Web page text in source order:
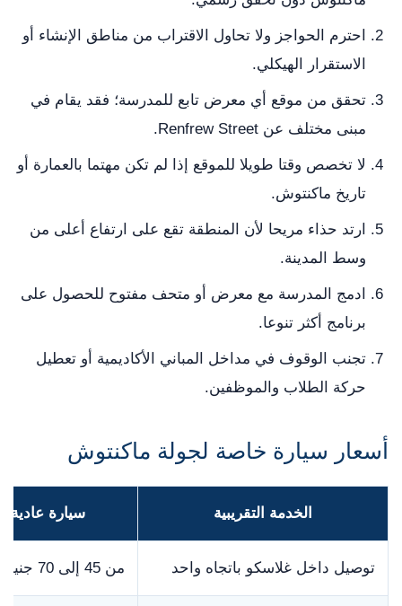
احترم الحواجز ولا تحاول الاقتراب من مناطق الإنشاء أو
الاستقرار الهيكلي.
تحقق من موقع أي معرض تابع للمدرسة؛ فقد يقام في
مبنى مختلف عن Renfrew Street.
لا تخصص وقتا طويلا للموقع إذا لم تكن مهتما بالعمارة أو
تاريخ ماكنتوش.
ارتد حذاء مريحا لأن المنطقة تقع على ارتفاع أعلى من
وسط المدينة.
ادمج المدرسة مع معرض أو متحف مفتوح للحصول على
برنامج أكثر تنوعا.
تجنب الوقوف في مداخل المباني الأكاديمية أو تعطيل
حركة الطلاب والموظفين.
أسعار سيارة خاصة لجولة ماكنتوش
الخدمة التقريبية سيارة عادية
توصيل داخل غلاسكو باتجاه واحد من 45 إلى 70 جنيها